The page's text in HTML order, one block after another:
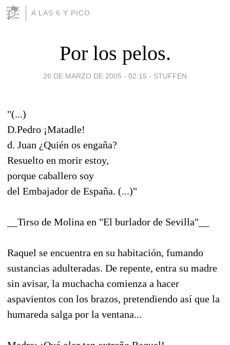
A LAS 6 Y PICO
Por los pelos.
26 DE MARZO DE 2005 - 02:15 - STUFFEN
"(...)
D.Pedro ¡Matadle!
d. Juan ¿Quién os engaña?
Resuelto en morir estoy,
porque caballero soy
del Embajador de España. (...)"
__Tirso de Molina en "El burlador de Sevilla"__
Raquel se encuentra en su habitación, fumando
sustancias adulteradas. De repente, entra su madre
sin avisar, la muchacha comienza a hacer
aspavientos con los brazos, pretendiendo así que la
humareda salga por la ventana...